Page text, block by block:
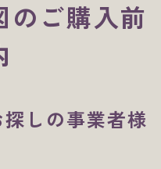
のご購入前
しの事業者様